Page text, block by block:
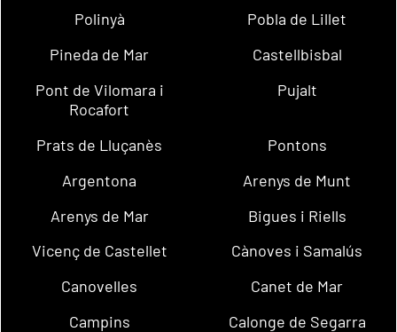
Polinyà
Pobla de Lillet
Pineda de Mar
Castellbisbal
Pont de Vilomara i
Rocafort
Pujalt
Prats de Lluçanès
Pontons
Argentona
Arenys de Munt
Arenys de Mar
Bigues i Riells
Vicenç de Castellet
Cànoves i Samalús
Canovelles
Canet de Mar
Campins
Calonge de Segarra